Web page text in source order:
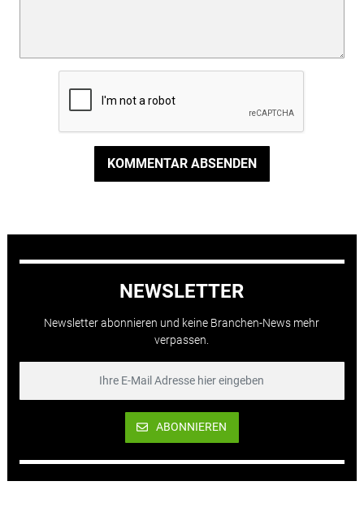
KOMMENTAR ABSENDEN
NEWSLETTER
Newsletter abonnieren und keine Branchen-News mehr
verpassen.
ABONNIEREN